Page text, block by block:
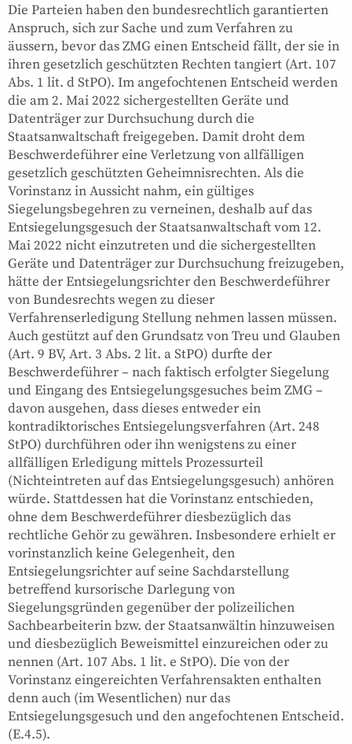
Die Parteien haben den bundesrechtlich garantierten
Anspruch, sich zur Sache und zum Verfahren zu
äussern, bevor das ZMG einen Entscheid fällt, der sie in
ihren gesetzlich geschützten Rechten tangiert (Art. 107
Abs. 1 lit. d StPO). Im angefochtenen Entscheid werden
die am 2. Mai 2022 sichergestellten Geräte und
Datenträger zur Durchsuchung durch die
Staatsanwaltschaft freigegeben. Damit droht dem
Beschwerdeführer eine Verletzung von allfälligen
gesetzlich geschützten Geheimnisrechten. Als die
Vorinstanz in Aussicht nahm, ein gültiges
Siegelungsbegehren zu verneinen, deshalb auf das
Entsiegelungsgesuch der Staatsanwaltschaft vom 12.
Mai 2022 nicht einzutreten und die sichergestellten
Geräte und Datenträger zur Durchsuchung freizugeben,
hätte der Entsiegelungsrichter den Beschwerdeführer
von Bundesrechts wegen zu dieser
Verfahrenserledigung Stellung nehmen lassen müssen.
Auch gestützt auf den Grundsatz von Treu und Glauben
(Art. 9 BV, Art. 3 Abs. 2 lit. a StPO) durfte der
Beschwerdeführer – nach faktisch erfolgter Siegelung
und Eingang des Entsiegelungsgesuches beim ZMG –
davon ausgehen, dass dieses entweder ein
kontradiktorisches Entsiegelungsverfahren (Art. 248
StPO) durchführen oder ihn wenigstens zu einer
allfälligen Erledigung mittels Prozessurteil
(Nichteintreten auf das Entsiegelungsgesuch) anhören
würde. Stattdessen hat die Vorinstanz entschieden,
ohne dem Beschwerdeführer diesbezüglich das
rechtliche Gehör zu gewähren. Insbesondere erhielt er
vorinstanzlich keine Gelegenheit, den
Entsiegelungsrichter auf seine Sachdarstellung
betreffend kursorische Darlegung von
Siegelungsgründen gegenüber der polizeilichen
Sachbearbeiterin bzw. der Staatsanwältin hinzuweisen
und diesbezüglich Beweismittel einzureichen oder zu
nennen (Art. 107 Abs. 1 lit. e StPO). Die von der
Vorinstanz eingereichten Verfahrensakten enthalten
denn auch (im Wesentlichen) nur das
Entsiegelungsgesuch und den angefochtenen Entscheid.
(E.4.5).